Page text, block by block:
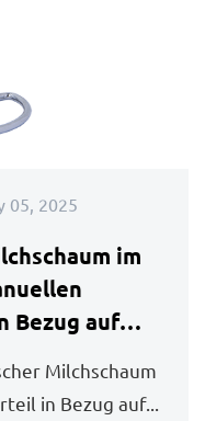
05, 2025
im
Bezug auf
in Bezug auf...